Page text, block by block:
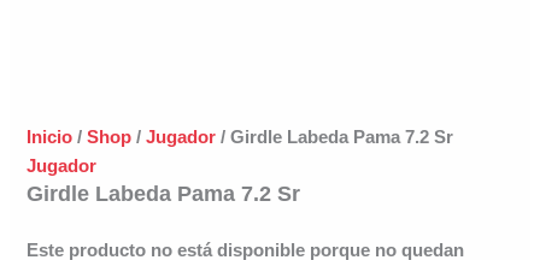
Inicio /Shop /Jugador / Girdle Labeda Pama 7.2 Sr
Jugador
Girdle Labeda Pama 7.2 Sr
Este producto no está disponible porque no quedan